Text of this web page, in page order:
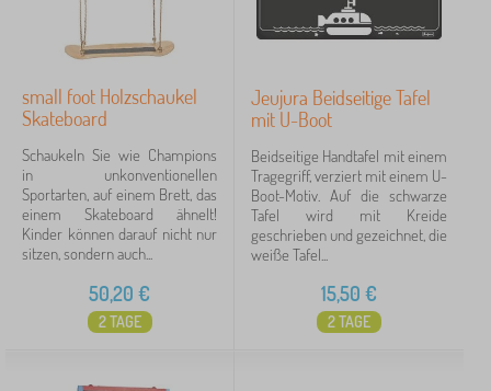
small foot Holzschaukel
Skateboard
Schaukeln Sie wie Champions
in unkonventionellen
Sportarten, auf einem Brett, das
einem Skateboard ähnelt!
Kinder können darauf nicht nur
sitzen, sondern auch...
50,20 €
2 TAGE
Jeujura Beidseitige Tafel
mit U-Boot
Beidseitige Handtafel mit einem
Tragegriff, verziert mit einem U-
Boot-Motiv. Auf die schwarze
Tafel wird mit Kreide
geschrieben und gezeichnet, die
weiße Tafel...
15,50 €
2 TAGE